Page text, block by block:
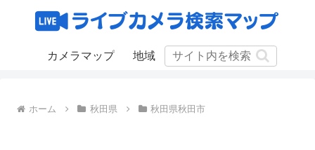
カメラマップ 地域
ホーム 秋田県 秋田県秋田市